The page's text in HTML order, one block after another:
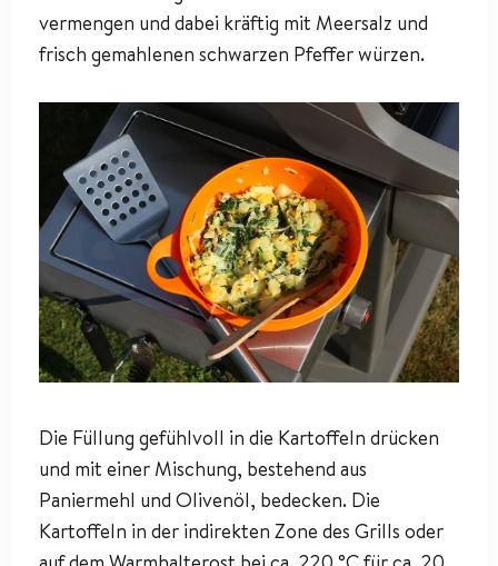
vermengen und dabei kräftig mit Meersalz und
frisch gemahlenen schwarzen Pfeffer würzen.
Die Füllung gefühlvoll in die Kartoffeln drücken
und mit einer Mischung, bestehend aus
Paniermehl und Olivenöl, bedecken. Die
Kartoffeln in der indirekten Zone des Grills oder